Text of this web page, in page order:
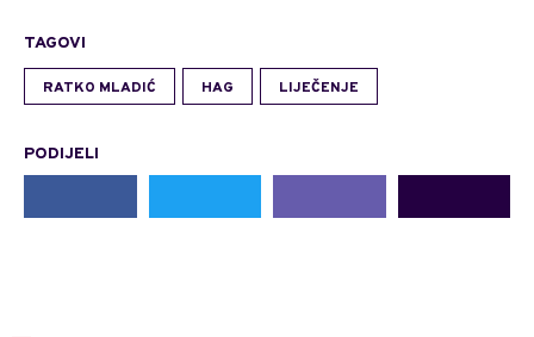
TAGOVI
RATKO MLADIĆ HAG LIJEČENJE
PODIJELI